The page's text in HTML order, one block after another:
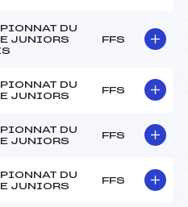
DU
JUNIORS
FFS
DU
JUNIORS
FFS
DU
JUNIORS
FFS
DU
JUNIORS
FFS